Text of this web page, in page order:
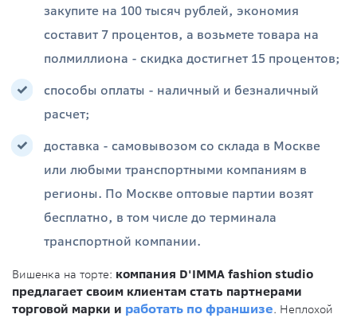
закупите на 100 тысяч рублей, экономия
составит 7 процентов, а возьмете товара на
полмиллиона - скидка достигнет 15 процентов;
способы оплаты - наличный и безналичный
расчет;
доставка - самовывозом со склада в Москве
или любыми транспортными компаниям в
регионы. По Москве оптовые партии возят
бесплатно, в том числе до терминала
транспортной компании.
Вишенка на торте: компания D'IMMA fashion studio
предлагает своим клиентам стать партнерами
торговой марки и работать по франшизе. Неплохой